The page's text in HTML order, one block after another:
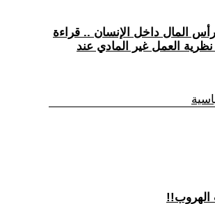
رأس المال داخل الإنسان .. قراءة
العمل غير المادي عند